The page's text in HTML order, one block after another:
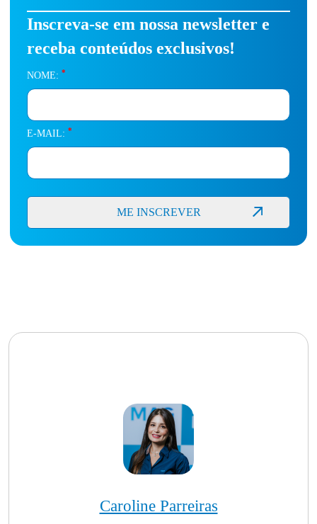
Inscreva-se em nossa newsletter e
receba conteúdos exclusivos!
NOME: *
E-MAIL: *
Caroline Parreiras